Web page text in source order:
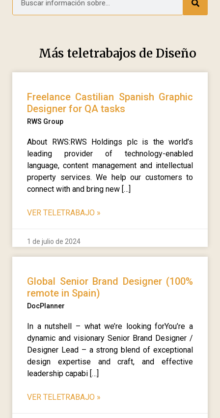
Más teletrabajos de Diseño
Freelance Castilian Spanish Graphic
Designer for QA tasks
RWS Group
About RWS:RWS Holdings plc is the world’s
leading provider of technology-enabled
language, content management and intellectual
property services. We help our customers to
connect with and bring new […]
VER TELETRABAJO »
1 de julio de 2024
Global Senior Brand Designer (100%
remote in Spain)
DocPlanner
In a nutshell – what we’re looking forYou’re a
dynamic and visionary Senior Brand Designer /
Designer Lead – a strong blend of exceptional
design expertise and craft, and effective
leadership capabi […]
VER TELETRABAJO »